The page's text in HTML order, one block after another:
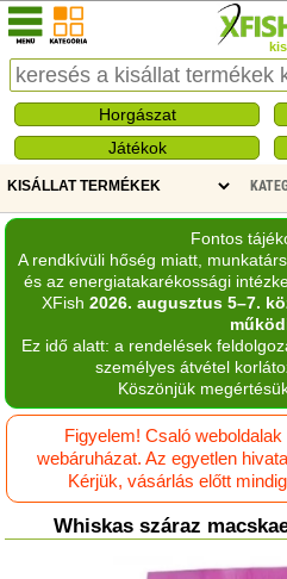
Horgászat
Játékok
Fontos
A rendkívüli hőség miatt,
és az energiatakarékossági
XFish 2026. augusztus 5–7.
Ez idő alatt: a rendelések
személyes átvétel
Köszönjük
Figyelem! Csaló
webáruházat. Az egyetlen
Kérjük, vásárlás előtt
Whiskas száraz